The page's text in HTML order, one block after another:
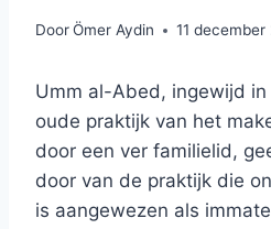
DoorÖmer Aydin 11
Umm al-Abed, ingewijd
oude praktijk van het
door een ver familielid,
door van de praktijk die
is aangewezen als